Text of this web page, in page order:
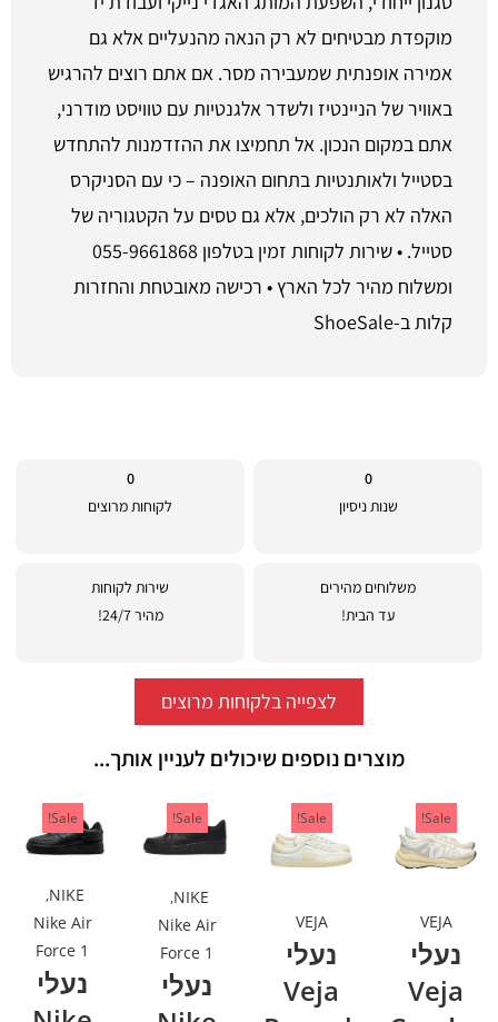
מוקפדת מבטיחים לא רק הנאה מהנעליים אלא גם
אמירה אופנתית שמעבירה מסר. אם אתם רוצים להרגיש
באוויר של הניינטיז ולשדר אלגנטיות עם טוויסט מודרני,
אתם במקום הנכון. אל תחמיצו את ההזדמנות להתחדש
בסטייל ולאותנטיות בתחום האופנה – כי עם הסניקרס
האלה לא רק הולכים, אלא גם טסים על הקטגוריה של
סטייל. • שירות לקוחות זמין בטלפון 055-9661868
ומשלוח מהיר לכל הארץ • רכישה מאובטחת והחזרות
קלות ב-ShoeSale
0
שנות ניסיון
0
לקוחות מרוצים
משלוחים מהירים
עד הבית!
שירות לקוחות
מהיר 24/7!
לצפייה בלקוחות מרוצים
מוצרים נוספים שיכולים לעניין אותך...
Sale!
VEJA
נעלי
Veja
Sale!
VEJA
נעלי
Veja
Sale!
NIKE
,
Nike Air
Force 1
נעלי
Sale!
NIKE
,
Nike Air
Force 1
נעלי